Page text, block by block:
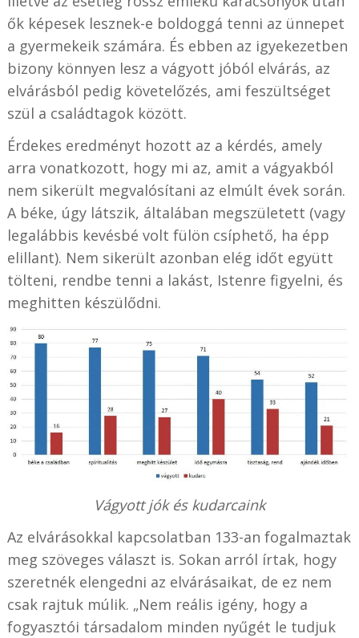
ők képesek lesznek-e boldoggá tenni az ünnepet
a gyermekeik számára. És ebben az igyekezetben
bizony könnyen lesz a vágyott jóból elvárás, az
elvárásból pedig követelőzés, ami feszültséget
szül a családtagok között.
Érdekes eredményt hozott az a kérdés, amely
arra vonatkozott, hogy mi az, amit a vágyakból
nem sikerült megvalósítani az elmúlt évek során.
A béke, úgy látszik, általában megszületett (vagy
legalábbis kevésbé volt fülön csíphető, ha épp
elillant). Nem sikerült azonban elég időt együtt
tölteni, rendbe tenni a lakást, Istenre figyelni, és
meghitten készülődni.
Vágyott jók és kudarcaink
Az elvárásokkal kapcsolatban 133-an fogalmaztak
meg szöveges választ is. Sokan arról írtak, hogy
szeretnék elengedni az elvárásaikat, de ez nem
csak rajtuk múlik. „Nem reális igény, hogy a
fogyasztói társadalom minden nyűgét le tudjuk